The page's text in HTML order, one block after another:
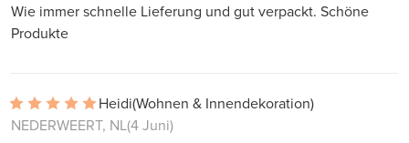
Wie immer schnelle Lieferung und gut verpackt. Schöne
Produkte
Heidi(Wohnen & Innendekoration)
NEDERWEERT, NL(4 Juni)